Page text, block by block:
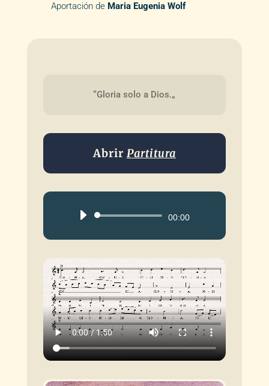
Aportación de Maria Eugenia Wolf
“Gloria solo a Dios.„
Abrir Partitura
Reproductor00:00